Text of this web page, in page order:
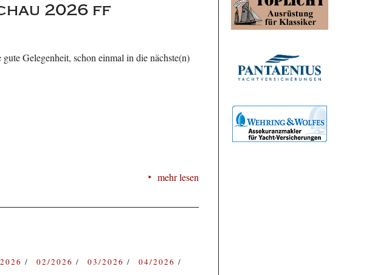
2026 ff
Gelegenheit, schon einmal in die nächste(n)
mehr lesen
02/2026 03/2026
04/2026